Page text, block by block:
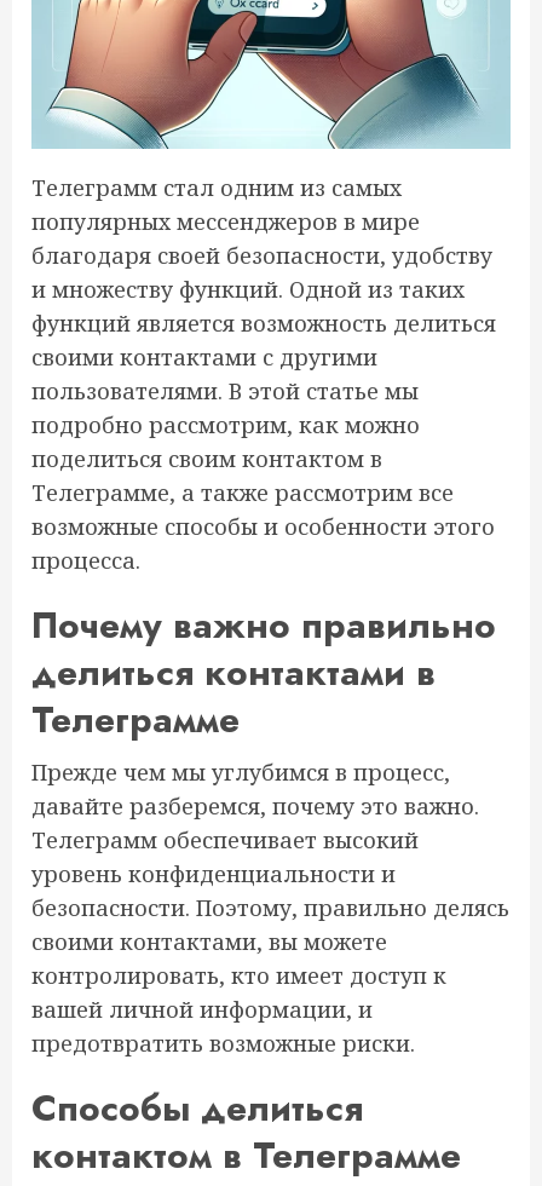
Телеграмм стал одним из самых
популярных мессенджеров в мире
благодаря своей безопасности, удобству
и множеству функций. Одной из таких
функций является возможность делиться
своими контактами с другими
пользователями. В этой статье мы
подробно рассмотрим, как можно
поделиться своим контактом в
Телеграмме, а также рассмотрим все
возможные способы и особенности этого
процесса.
Почему важно правильно
делиться контактами в
Телеграмме
Прежде чем мы углубимся в процесс,
давайте разберемся, почему это важно.
Телеграмм обеспечивает высокий
уровень конфиденциальности и
безопасности. Поэтому, правильно делясь
своими контактами, вы можете
контролировать, кто имеет доступ к
вашей личной информации, и
предотвратить возможные риски.
Способы делиться
контактом в Телеграмме